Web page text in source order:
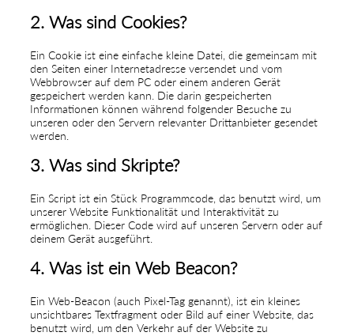
2. Was sind Cookies?
Ein Cookie ist eine einfache kleine Datei, die gemeinsam mit
den Seiten einer Internetadresse versendet und vom
Webbrowser auf dem PC oder einem anderen Gerät
gespeichert werden kann. Die darin gespeicherten
Informationen können während folgender Besuche zu
unseren oder den Servern relevanter Drittanbieter gesendet
werden.
3. Was sind Skripte?
Ein Script ist ein Stück Programmcode, das benutzt wird, um
unserer Website Funktionalität und Interaktivität zu
ermöglichen. Dieser Code wird auf unseren Servern oder auf
deinem Gerät ausgeführt.
4. Was ist ein Web Beacon?
Ein Web-Beacon (auch Pixel-Tag genannt), ist ein kleines
unsichtbares Textfragment oder Bild auf einer Website, das
benutzt wird, um den Verkehr auf der Website zu